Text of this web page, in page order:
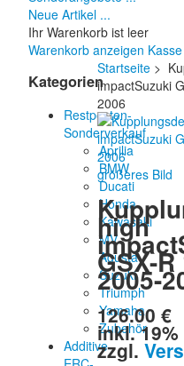
Neue Artikel ...
Ihr Warenkorb ist leer
Warenkorb anzeigen Kasse
Kategorien
Restposten-
Sonderverkauf
Aprilia
BMW
Ducati
Honda
Kawasaki
MV
Agusta
Suzuki
Triumph
Yamaha
Zubehör
Additive-
Startseite>
impactSuzuki
2006
größeres Bild
high
GSX-
2005-
126.00 €
inkl. 19%
zzgl.